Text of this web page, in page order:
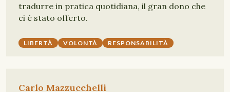
tradurre in pratica quotidiana, il gran dono che
ci è stato offerto.
LIBERTÀ VOLONTÀ RESPONSABILITÀ
Carlo Mazzucchelli